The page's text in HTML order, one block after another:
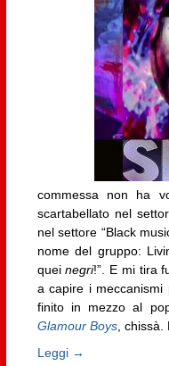
commessa non ha
scartabellato nel
nel settore “Black
nome del gruppo:
queinegri!”. E mi tira
a capire i
finito in mezzo al
Glamour Boys, chissà.
Leggi →